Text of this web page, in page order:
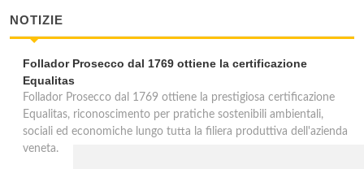
NOTIZIE
Follador Prosecco dal 1769 ottiene la certificazione
Equalitas
Follador Prosecco dal 1769 ottiene la prestigiosa certificazione
Equalitas, riconoscimento per pratiche sostenibili ambientali,
sociali ed economiche lungo tutta la filiera produttiva dell'azienda
veneta.